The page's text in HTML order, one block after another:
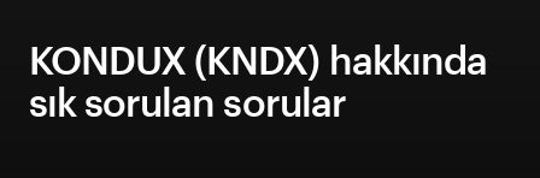
KONDUX (KNDX) hakkında
sık sorulan sorular